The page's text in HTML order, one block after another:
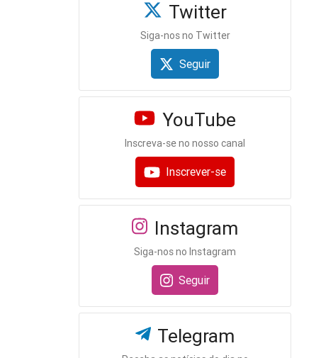
Twitter
Siga-nos no Twitter
Seguir
YouTube
Inscreva-se no nosso canal
Inscrever-se
Instagram
Siga-nos no Instagram
Seguir
Telegram